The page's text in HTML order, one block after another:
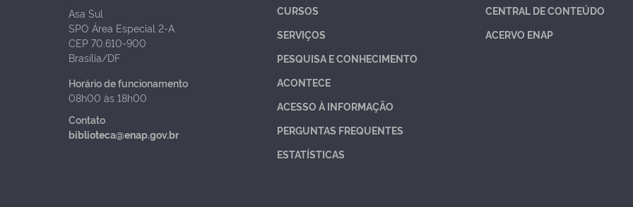
Asa Sul
SPO Área Especial 2-A
CEP 70.610-900
Brasília/DF
Horário de funcionamento
08h00 às 18h00
Contato
biblioteca@enap.gov.br
CURSOS
SERVIÇOS
PESQUISA E CONHECIMENTO
ACONTECE
ACESSO À INFORMAÇÃO
PERGUNTAS FREQUENTES
ESTATÍSTICAS
CENTRAL DE CONTEÚDO
ACERVO ENAP